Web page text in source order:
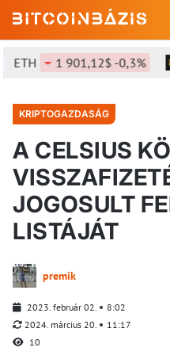
ETH 1 901,12$ -0,3%
KRIPTOGAZDASÁG
A CELSIUS
JOGOSULT
LISTÁJÁT
premik
2023. február 02.
8:02
2024. március 20.
11:17
10